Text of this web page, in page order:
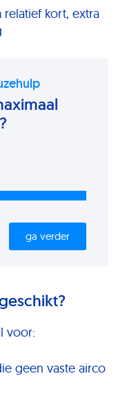
relatief kort, extra
ga verder
voor:
geen vaste airco